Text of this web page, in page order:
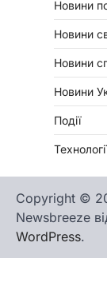
Новини
Новини
Новини
Новини
Події
Copyright ©
Newsbreeze
WordPress.